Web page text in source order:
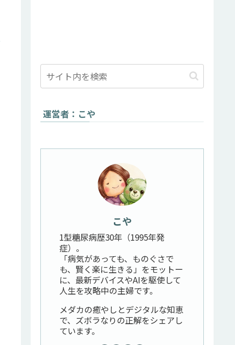
運営者：こや
こや
1型糖尿病歴30年（1995年発
症）。
「病気があっても、ものぐさで
も、賢く楽に生きる」をモットー
に、最新デバイスやAIを駆使して
人生を攻略中の主婦です。
メダカの癒やしとデジタルな知恵
で、ズボラなりの正解をシェアし
ています。